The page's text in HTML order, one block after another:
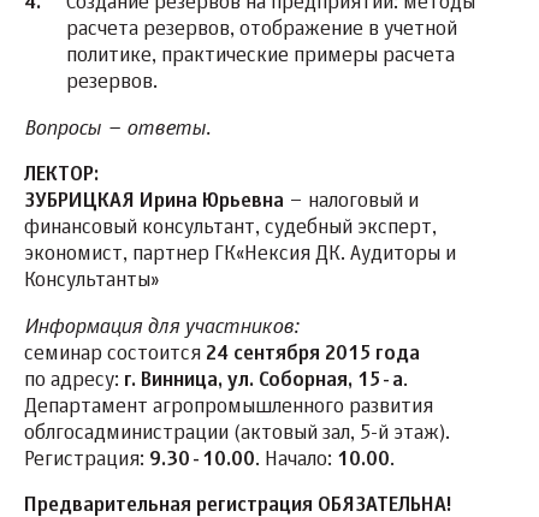
расчета резервов, отображение в учетной
политике, практические примеры расчета
резервов.
Вопросы – ответы.
ЛЕКТОР:
ЗУБРИЦКАЯ Ирина Юрьевна – налоговый и
финансовый консультант, судебный эксперт,
экономист, партнер ГК«Нексия ДК. Аудиторы и
Консультанты»
Информация для участников:
семинар состоится 24 сентября 2015 года
по адресу: г. Винница, ул. Соборная, 15-а.
Департамент агропромышленного развития
облгосадминистрации (актовый зал, 5-й этаж).
Регистрация: 9.30-10.00. Начало: 10.00.
Предварительная регистрация ОБЯЗАТЕЛЬНА!